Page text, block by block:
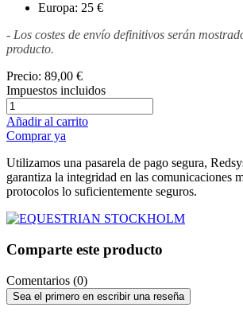
Europa: 25 €
- Los costes de envío definitivos serán
producto.
Precio: 89,00 €
Impuestos incluidos
Añadir al carrito
Comprar ya
Utilizamos una pasarela de pago segura,
garantiza la integridad en las comunicaciones
protocolos lo suficientemente seguros.
Comparte este producto
Comentarios (0)
Sea el primero en escribir una reseña